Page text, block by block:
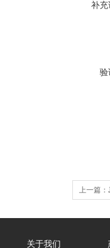
补充
验
上一篇：
关于我们